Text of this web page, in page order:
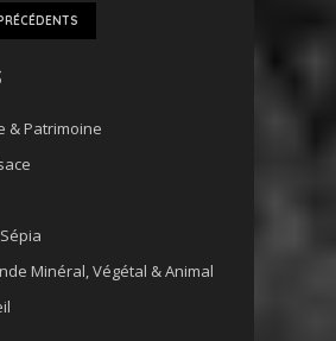
& Patrimoine
Minéral, Végétal & Animal